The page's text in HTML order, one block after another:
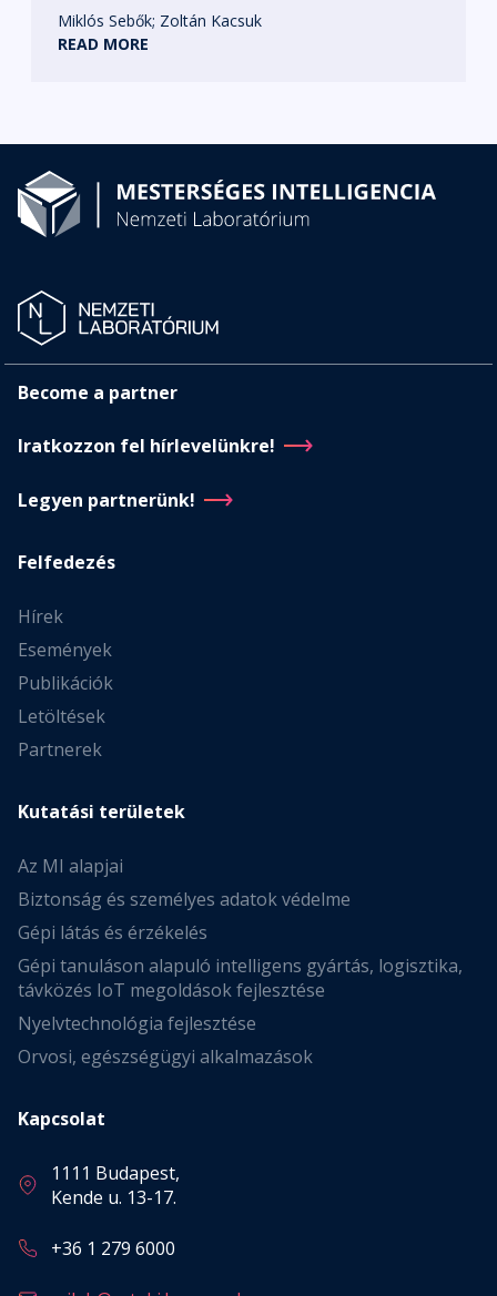
Miklós Sebők Zoltán Kacsuk
READ MORE
Become a partner
Iratkozzon fel hírlevelünkre!
Legyen partnerünk!
Felfedezés
Hírek
Események
Publikációk
Letöltések
Partnerek
Kutatási területek
Az MI alapjai
Biztonság és személyes adatok védelme
Gépi látás és érzékelés
Gépi tanuláson alapuló intelligens gyártás, logisztika,
távközés IoT megoldások fejlesztése
Nyelvtechnológia fejlesztése
Orvosi, egészségügyi alkalmazások
Kapcsolat
1111 Budapest,
Kende u. 13-17.
+36 1 279 6000